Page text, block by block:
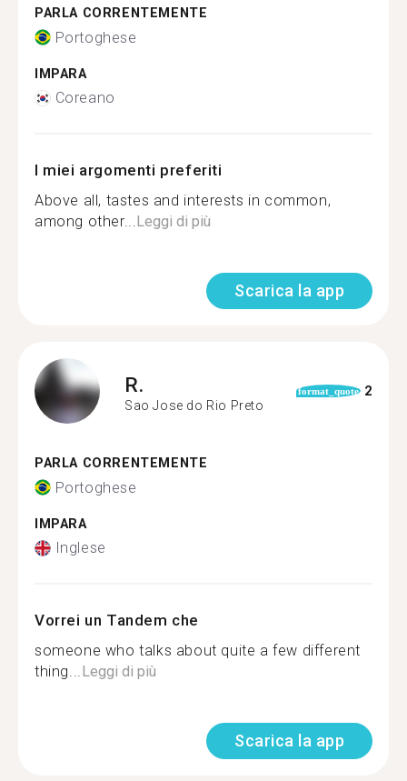
PARLA CORRENTEMENTE
Portoghese
IMPARA
Coreano
I miei argomenti preferiti
Above all, tastes and interests in common,
among other...Leggi di più
Scarica la app
R.
Sao Jose do Rio Preto
format_quote 2
PARLA CORRENTEMENTE
Portoghese
IMPARA
Inglese
Vorrei un Tandem che
someone who talks about quite a few different
thing...Leggi di più
Scarica la app